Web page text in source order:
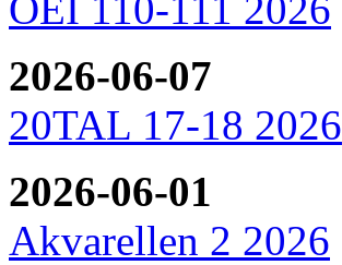
2026-06-07
20TAL 17-18 2026
2026-06-01
Akvarellen 2 2026